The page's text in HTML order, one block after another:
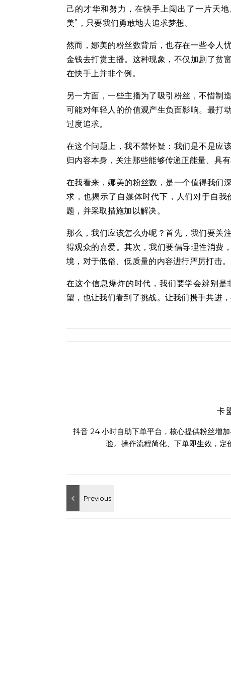
己的才华和努力，在快手上闯出了一片天
美”，只要我们勇敢地去追求梦想。
然而，娜美的粉丝数背后，也存在一些令人
金钱去打赏主播。这种现象，不仅加剧了贫
在快手上并非个例。
另一方面，一些主播为了吸引粉丝，不惜制
可能对年轻人的价值观产生负面影响。最打
过度追求。
在这个问题上，我不禁怀疑：我们是不是应
归内容本身，关注那些能够传递正能量、具有
在我看来，娜美的粉丝数，是一个值得我们
求，也揭示了自媒体时代下，人们对于自
题，并采取措施加以解决。
那么，我们应该怎么办呢？首先，我们要关
得观众的喜爱。其次，我们要倡导理性消费
境，对于低俗、低质量的内容进行严厉打击。
在这个信息爆炸的时代，我们要学会辨别
望，也让我们看到了挑战。让我们携手共进
卡
抖音 24 小时自助下单平台，核心提供粉丝增
验。操作流程简化、下单即生效，定